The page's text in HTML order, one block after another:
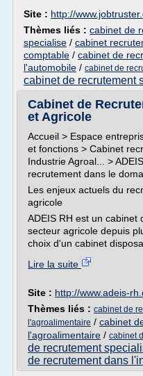
Site : http://
Thèmes liés : cabinet de
specialise / cabinet
comptable / cabinet de
l'automobile / cabinet de
cabinet de recrutement
Cabinet de
et Agricole
Accueil > Espace
et fonctions > Cabinet
Industrie Agroal... >
recrutement dans le
Les enjeux actuels du
agricole
ADEIS RH est un cabinet
secteur agricole depuis
choix d'un cabinet
Lire la suite
Site : http://www.adeis-
Thèmes liés : cabinet de
l'agroalimentaire / cabinet
l'agroalimentaire / cabinet
de recrutement
de recrutement dans